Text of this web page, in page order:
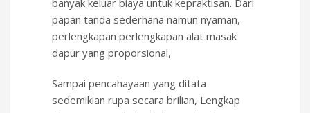
papan tanda sederhana namun nyaman,
perlengkapan perlengkapan alat masak
dapur yang proporsional,
Sampai pencahayaan yang ditata
sedemikian rupa secara brilian, Lengkap